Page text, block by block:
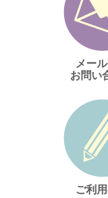
メー
お問い
ご利